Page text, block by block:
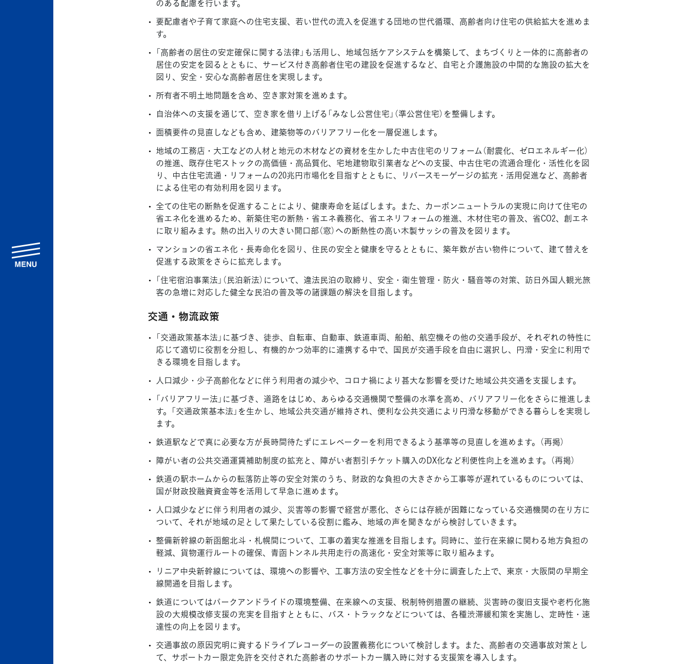
のある配慮を行います。
要配慮者や子育て家庭への住宅支援、若い世代の流入を促進する団地の世代循環、高齢者向け住宅の供給拡大を進めま
す。
「高齢者の居住の安定確保に関する法律」も活用し、地域包括ケアシステムを構築して、まちづくりと一体的に高齢者の
居住の安定を図るとともに、サービス付き高齢者住宅の建設を促進するなど、自宅と介護施設の中間的な施設の拡大を
図り、安全・安心な高齢者居住を実現します。
所有者不明土地問題を含め、空き家対策を進めます。
自治体への支援を通じて、空き家を借り上げる「みなし公営住宅」（準公営住宅）を整備します。
面積要件の見直しなども含め、建築物等のバリアフリー化を一層促進します。
地域の工務店・大工などの人材と地元の木材などの資材を生かした中古住宅のリフォーム（耐震化、ゼロエネルギー化）
の推進、既存住宅ストックの高価値・高品質化、宅地建物取引業者などへの支援、中古住宅の流通合理化・活性化を図
り、中古住宅流通・リフォームの20兆円市場化を目指すとともに、リバースモーゲージの拡充・活用促進など、高齢者
による住宅の有効利用を図ります。
全ての住宅の断熱を促進することにより、健康寿命を延ばします。また、カーボンニュートラルの実現に向けて住宅の
省エネ化を進めるため、新築住宅の断熱・省エネ義務化、省エネリフォームの推進、木材住宅の普及、省CO2、創エネ
に取り組みます。熱の出入りの大きい開口部（窓）への断熱性の高い木製サッシの普及を図ります。
マンションの省エネ化・長寿命化を図り、住民の安全と健康を守るとともに、築年数が古い物件について、建て替えを
促進する政策をさらに拡充します。
「住宅宿泊事業法」（民泊新法）について、違法民泊の取締り、安全・衛生管理・防火・騒音等の対策、訪日外国人観光旅
客の急増に対応した健全な民泊の普及等の諸課題の解決を目指します。
交通・物流政策
「交通政策基本法」に基づき、徒歩、自転車、自動車、鉄道車両、船舶、航空機その他の交通手段が、それぞれの特性に
応じて適切に役割を分担し、有機的かつ効率的に連携する中で、国民が交通手段を自由に選択し、円滑・安全に利用で
きる環境を目指します。
人口減少・少子高齢化などに伴う利用者の減少や、コロナ禍により甚大な影響を受けた地域公共交通を支援します。
「バリアフリー法」に基づき、道路をはじめ、あらゆる交通機関で整備の水準を高め、バリアフリー化をさらに推進しま
す。「交通政策基本法」を生かし、地域公共交通が維持され、便利な公共交通により円滑な移動ができる暮らしを実現し
ます。
鉄道駅などで真に必要な方が長時間待たずにエレベーターを利用できるよう基準等の見直しを進めます。（再掲）
障がい者の公共交通運賃補助制度の拡充と、障がい者割引チケット購入のDX化など利便性向上を進めます。（再掲）
鉄道の駅ホームからの転落防止等の安全対策のうち、財政的な負担の大きさから工事等が遅れているものについては、
国が財政投融資資金等を活用して早急に進めます。
人口減少などに伴う利用者の減少、災害等の影響で経営が悪化、さらには存続が困難になっている交通機関の在り方に
ついて、それが地域の足として果たしている役割に鑑み、地域の声を聞きながら検討していきます。
整備新幹線の新函館北斗・札幌間について、工事の着実な推進を目指します。同時に、並行在来線に関わる地方負担の
軽減、貨物運行ルートの確保、青函トンネル共用走行の高速化・安全対策等に取り組みます。
リニア中央新幹線については、環境への影響や、工事方法の安全性などを十分に調査した上で、東京・大阪間の早期全
線開通を目指します。
鉄道についてはパークアンドライドの環境整備、在来線への支援、税制特例措置の継続、災害時の復旧支援や老朽化施
設の大規模改修支援の充実を目指すとともに、バス・トラックなどについては、各種渋滞緩和策を実施し、定時性・速
達性の向上を図ります。
交通事故の原因究明に資するドライブレコーダーの設置義務化について検討します。また、高齢者の交通事故対策とし
て、サポートカー限定免許を交付された高齢者のサポートカー購入時に対する支援策を導入します。